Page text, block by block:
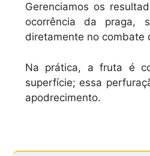
Gerenciamos os
ocorrência da praga,
diretamente no combate
Na prática, a fruta é
superfície; essa
apodrecimento.